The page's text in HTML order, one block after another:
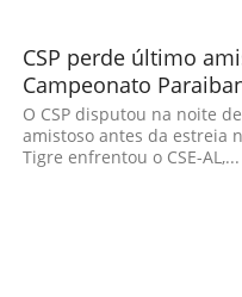
CSP perde último
Campeonato
O CSP disputou na noite
amistoso antes da estreia
Tigre enfrentou o CSE-AL,...